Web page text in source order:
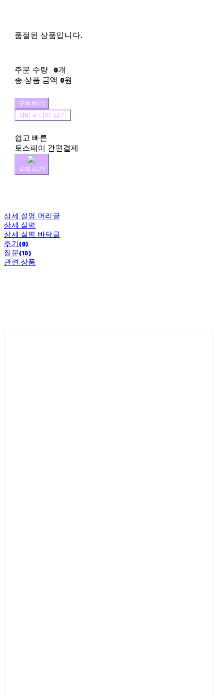
품절된 상품입니다.
주문 수량
0개
총 상품 금액 0원
구매하기
장바구니에 담기
쉽고 빠른
토스페이 간편결제
구매하기
상세 설명 머리글
상세 설명
상세 설명 바닥글
후기(0)
질문(10)
관련 상품